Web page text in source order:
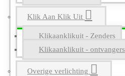
Klik Aan Klik Uit
Klikaanklikuit - Zenders
Klikaanklikuit - ontvangers
Overige verlichting